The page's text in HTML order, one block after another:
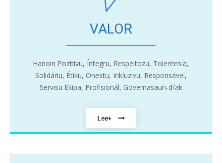
VALOR
Hanoin Pozitivu, Íntegru, Respeitozu, Tolerénsia,
Solidáriu, Étiku, Onestu, Inkluzivu, Responsável,
Servisu Ekipa, Profisionál, Governasaun-di’ak
Lee+